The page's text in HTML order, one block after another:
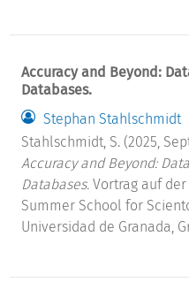
Accuracy and Beyond:
Databases.
Stephan Stahlschmidt
Stahlschmidt, S. (2025,
Accuracy and Beyond:
Databases. Vortrag auf
Summer School for
Universidad de Granada,